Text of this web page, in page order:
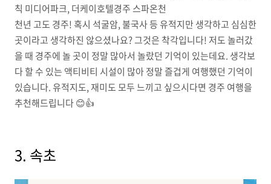
칙 미디어파크, 더케이호텔경주 스파온천
천년 고도 경주! 혹시 석굴암, 불국사 등 유적지만 생각하고 심심한
곳이라고 생각하진 않으셨나요? 그것은 착각입니다! 저도 놀러갔
을 때 경주에 놀 곳이 정말 많아서 놀랐던 기억이 있는데요. 생각보
다 할 수 있는 액티비티 시설이 많아 정말 즐겁게 여행했던 기억이
있습니다. 유적지도, 재미도 모두 느끼고 싶으시다면 경주 여행을
추천해드립니다 😊👍
3. 속초